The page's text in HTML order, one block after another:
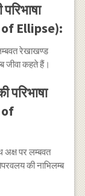
Ellipse):
रेखाखण्ड
जीवा कहते हैं।
परिभाषा
of
अक्ष पर लम्बवत
की नाभिलम्ब